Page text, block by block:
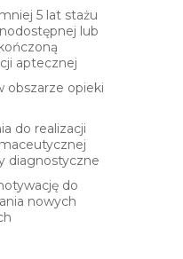
5 lat stażu
lub
aptecznej
obszarze opieki
do realizacji
diagnostyczne
do
nowych